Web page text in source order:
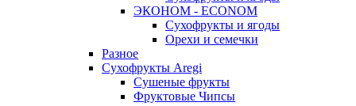
ЭКОНОМ - ECONOM
Сухофрукты и ягоды
Орехи и семечки
Разное
Сухофрукты Aregi
Сушеные фрукты
Фруктовые Чипсы